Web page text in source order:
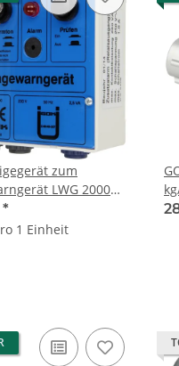
zum
LWG 2000
*
1 Einheit